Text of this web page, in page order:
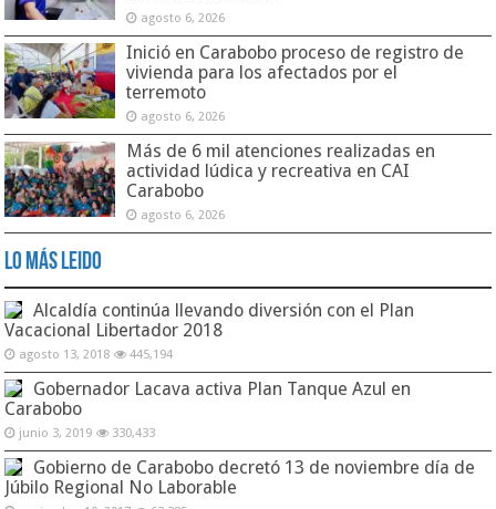
agosto 6, 2026
Inició en Carabobo proceso de registro de
vivienda para los afectados por el
terremoto
agosto 6, 2026
Más de 6 mil atenciones realizadas en
actividad lúdica y recreativa en CAI
Carabobo
agosto 6, 2026
Lo Más Leido
Alcaldía continúa llevando diversión con el Plan
Vacacional Libertador 2018
agosto 13, 2018 445,194
Gobernador Lacava activa Plan Tanque Azul en
Carabobo
junio 3, 2019 330,433
Gobierno de Carabobo decretó 13 de noviembre día de
Júbilo Regional No Laborable